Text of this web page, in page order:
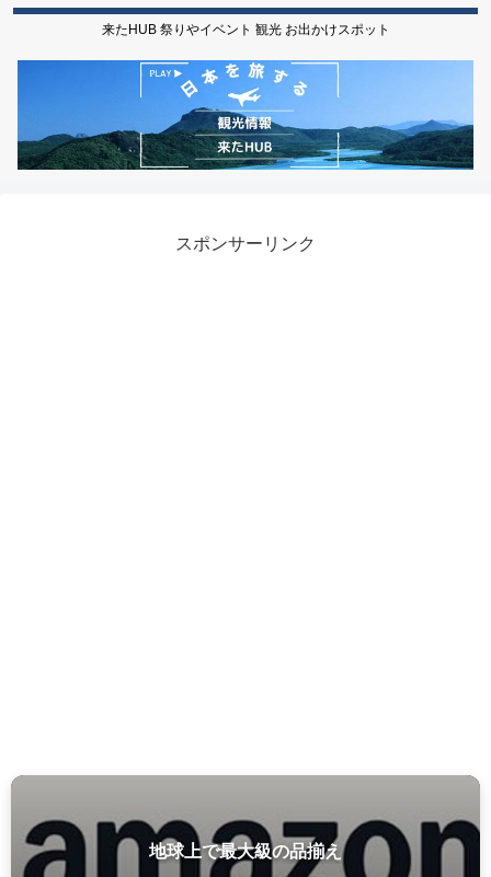
来たHUB 祭りやイベント 観光 お出かけスポット
スポンサーリンク
地球上で最大級の品揃え